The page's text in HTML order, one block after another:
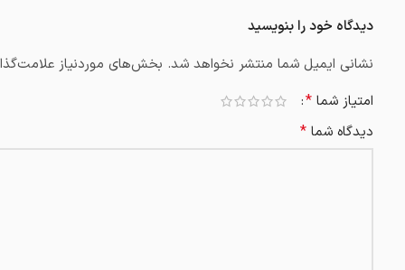
دیدگاه خود را بنویسید
نشانی ایمیل شما منتشر نخواهد شد. بخش‌های موردنیاز
امتیاز شما *
دیدگاه شما *